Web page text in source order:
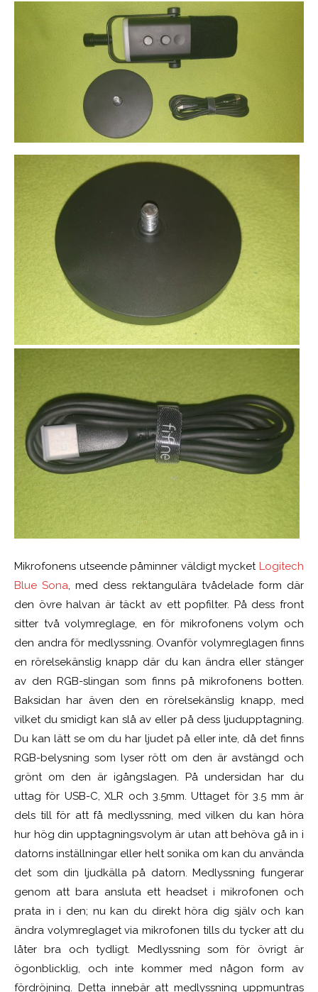
Mikrofonens utseende påminner väldigt mycket Logitech
Blue Sona, med dess rektangulära tvådelade form där
den övre halvan är täckt av ett popfilter. På dess front
sitter två volymreglage, en för mikrofonens volym och
den andra för medlyssning. Ovanför volymreglagen finns
en rörelsekänslig knapp där du kan ändra eller stänger
av den RGB-slingan som finns på mikrofonens botten.
Baksidan har även den en rörelsekänslig knapp, med
vilket du smidigt kan slå av eller på dess ljudupptagning.
Du kan lätt se om du har ljudet på eller inte, då det finns
RGB-belysning som lyser rött om den är avstängd och
grönt om den är igångslagen. På undersidan har du
uttag för USB-C, XLR och 3.5mm. Uttaget för 3.5 mm är
dels till för att få medlyssning, med vilken du kan höra
hur hög din upptagningsvolym är utan att behöva gå in i
datorns inställningar eller helt sonika om kan du använda
det som din ljudkälla på datorn. Medlyssning fungerar
genom att bara ansluta ett headset i mikrofonen och
prata in i den; nu kan du direkt höra dig själv och kan
ändra volymreglaget via mikrofonen tills du tycker att du
låter bra och tydligt. Medlyssning som för övrigt är
ögonblicklig, och inte kommer med någon form av
fördröjning. Detta innebär att medlyssning uppmuntras